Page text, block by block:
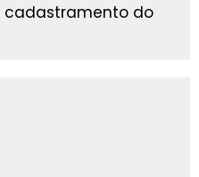
cadastramento do